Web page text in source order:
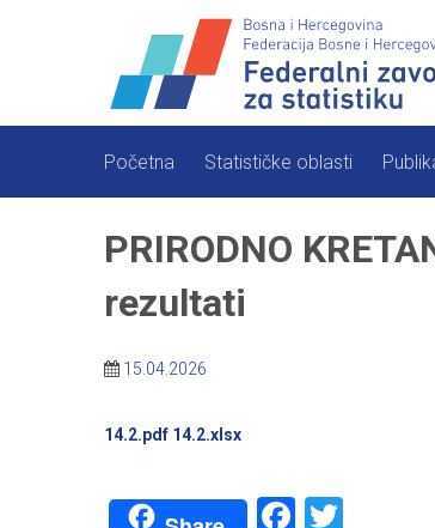
Početna Statističke oblasti
PRIRODNO
rezultati
15.04.2026
14.2.pdf 14.2.xlsx
Facebook